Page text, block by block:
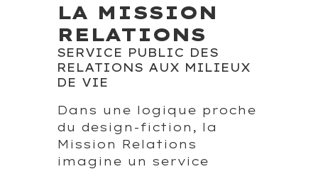
LA MISSION
RELATIONS
SERVICE PUBLIC DES
RELATIONS AUX MILIEUX
DE VIE
Dans une logique proche
du design-fiction, la
Mission Relations
imagine un service